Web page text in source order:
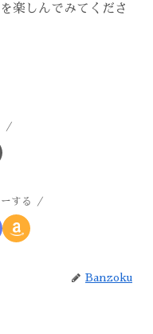
楽しんでみてくださ
する
Banzoku